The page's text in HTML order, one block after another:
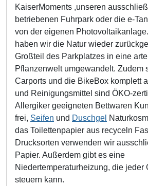
KaiserMoments ,unseren
betriebenen Fuhrpark oder die e-
von der eigenen
haben wir die Natur wieder
Großteil des Parkplatzes in eine
Pflanzenwelt umgewandelt. Zudem
Carports und die BikeBox komplett
und Reinigungsmittel sind ÖKO-
Allergiker geeigneten Bettwaren
frei, Seifen und Duschgel
das Toilettenpapier aus recyceln
Drucksorten verwenden wir
Papier. Außerdem gibt es eine
Niedertemperaturheizung, die jeder
steuern kann.